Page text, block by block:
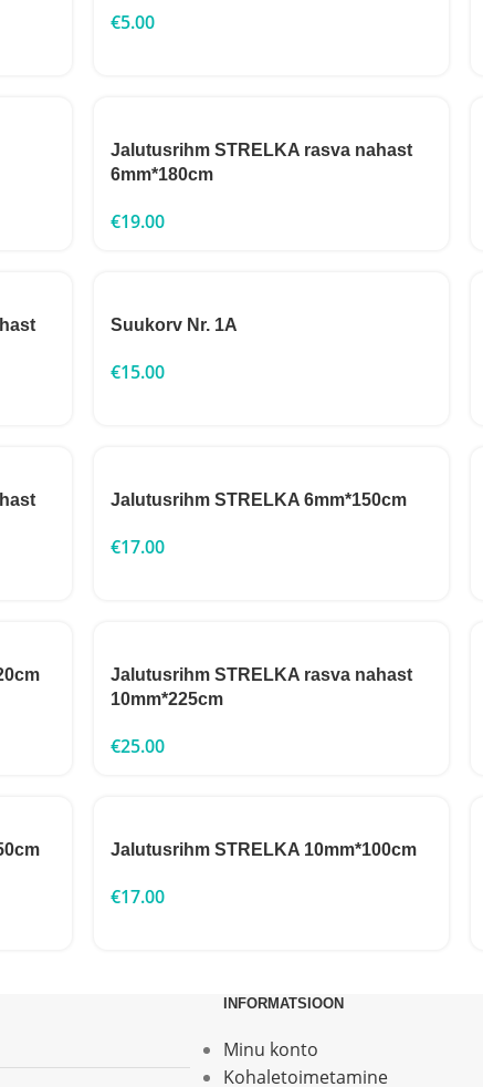
€5.00
Jalutusrihm STRELKA rasva nahast
6mm*180cm
€19.00
Suukorv Nr. 1A
€15.00
Jalutusrihm STRELKA 6mm*150cm
€17.00
Jalutusrihm STRELKA rasva nahast
10mm*225cm
€25.00
Jalutusrihm STRELKA 10mm*100cm
€17.00
INFORMATSIOON
Minu konto
Kohaletoimetamine